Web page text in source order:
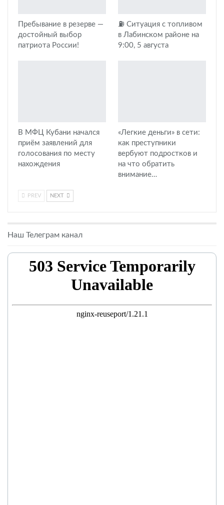
Пребывание в резерве —
достойный выбор
патриота России!
⛽️ Ситуация с топливом
в Лабинском районе на
9:00, 5 августа
В МФЦ Кубани начался
приём заявлений для
голосования по месту
нахождения
«Легкие деньги» в сети:
как преступники
вербуют подростков и
на что обратить
внимание…
PREV NEXT
Наш Телеграм канал